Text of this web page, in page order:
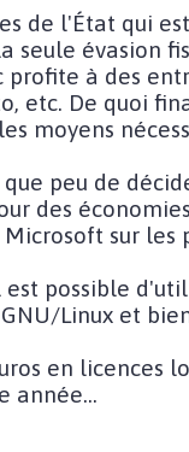
de l'État qui
seule évasion
à des
etc. De quoi
moyens
peu de
des
sur les
possible
Linux et
en licences
année…